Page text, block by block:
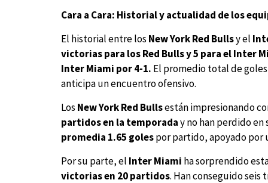
Cara a Cara: Historial y actualidad de los
El historial entre los New York Red Bullsy el
victorias para los Red Bulls y 5 para el Inter
Inter Miami por 4-1. El promedio total de
anticipa un encuentro ofensivo.
Los New York Red Bullsestán impresionando
partidos en la temporaday no han perdido
promedia 1.65 golespor partido, apoyado por
Por su parte, el Inter Miami ha sorprendido
victorias en 20 partidos. Han conseguido